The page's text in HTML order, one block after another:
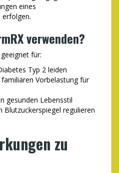
eines
erfolgen.
verwenden?
für:
Typ 2 leiden
Vorbelastung für
gesunden Lebensstil
Blutzuckerspiegel regulieren
zu